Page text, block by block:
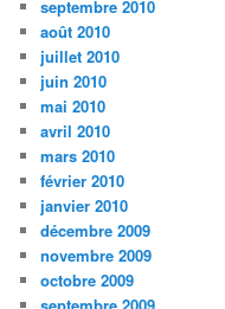
septembre 2010
août 2010
juillet 2010
juin 2010
mai 2010
avril 2010
mars 2010
février 2010
janvier 2010
décembre 2009
novembre 2009
octobre 2009